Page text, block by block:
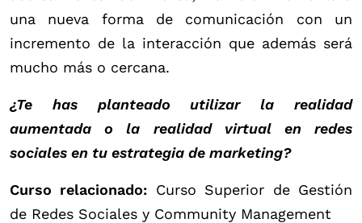
una nueva forma de comunicación con un
incremento de la interacción que además será
mucho más o cercana.
¿Te has planteado utilizar la realidad
aumentada o la realidad virtual en redes
sociales en tu estrategia de marketing?
Curso relacionado: Curso Superior de Gestión
de Redes Sociales y Community Management